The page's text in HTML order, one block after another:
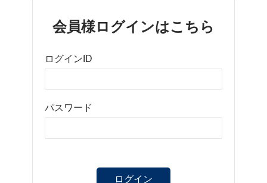
会員様ログインはこちら
ログインID
パスワード